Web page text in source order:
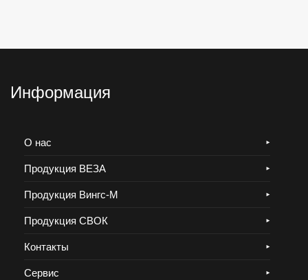
Информация
О нас
Продукция ВЕЗА
Продукция Вингс-М
Продукция СВОК
Контакты
Сервис